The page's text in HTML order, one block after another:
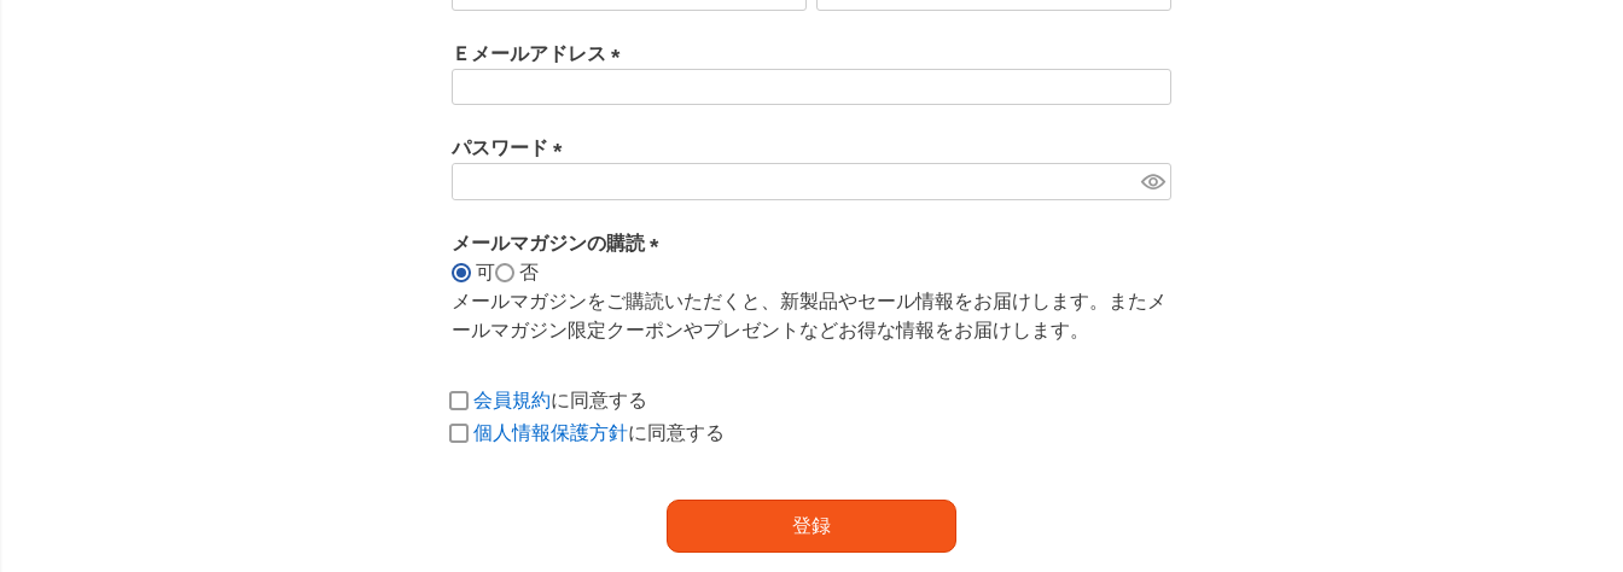
須
Ｅメールアドレス
パスワード
須
メールマガジンの購読
必
須
可
否
メールマガジンをご購読いただくと、新製品やセール情報をお届けします。またメ
ールマガジン限定クーポンやプレゼントなどお得な情報をお届けします。
会員規約に同意する
個人情報保護方針に同意する
登録